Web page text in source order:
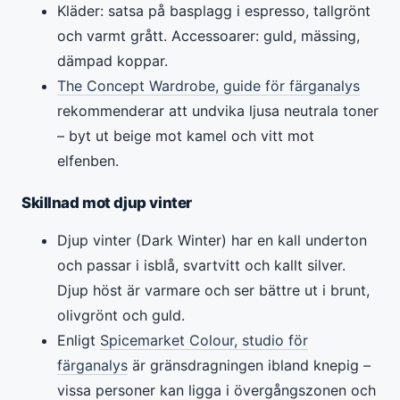
Kläder: satsa på basplagg i espresso, tallgrönt
och varmt grått. Accessoarer: guld, mässing,
dämpad koppar.
The Concept Wardrobe, guide för färganalys
rekommenderar att undvika ljusa neutrala toner
– byt ut beige mot kamel och vitt mot
elfenben.
Skillnad mot djup vinter
Djup vinter (Dark Winter) har en kall underton
och passar i isblå, svartvitt och kallt silver.
Djup höst är varmare och ser bättre ut i brunt,
olivgrönt och guld.
Enligt Spicemarket Colour, studio för
färganalys är gränsdragningen ibland knepig –
vissa personer kan ligga i övergångszonen och